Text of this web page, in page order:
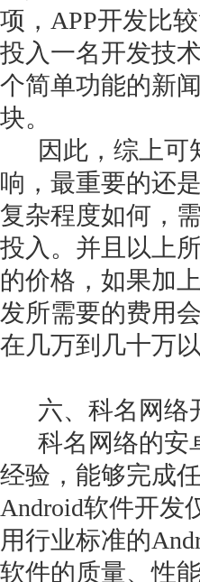
项，APP开发比
投入一名开发技
个简单功能的新
块。
因此，综上可
响，最重要的还
复杂程度如何，
投入。并且以上
的价格，如果加
发所需要的费用
在几万到几十万以
六、科名网络
科名网络的安
经验，能够完成
Android软件开发
用行业标准的
软件的质量、性